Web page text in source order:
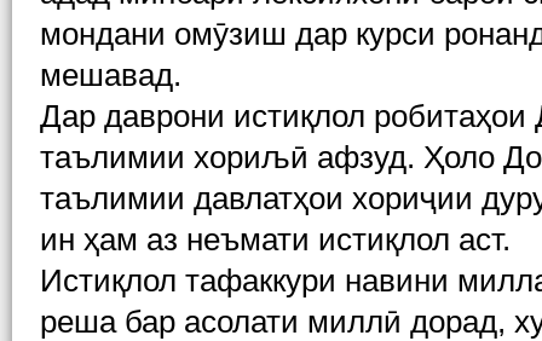
мондани омӯзиш дар курси
мешавад.
Дар даврони истиқлол
таълимии хориљӣ афзуд. Ҳоло
таълимии давлатҳои хориҷии
ин ҳам аз неъмати истиқлол аст.
Истиқлол тафаккури навини
реша бар асолати миллӣ дорад,